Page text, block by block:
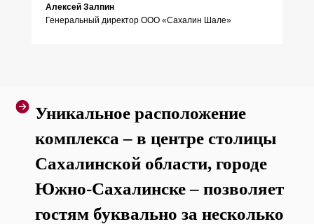
Алексей Залпин
Генеральный директор ООО «Сахалин Шале»
Уникальное расположение
комплекса – в центре столицы
Сахалинской области, городе
Южно‐Сахалинске – позволяет
гостям буквально за несколько